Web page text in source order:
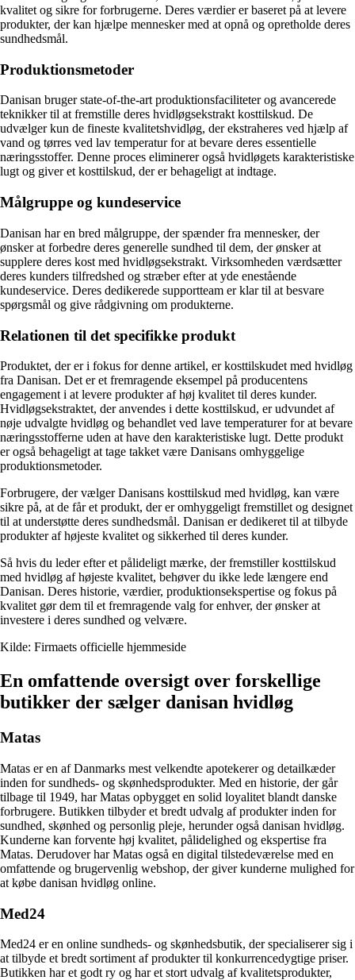
kvalitet og sikre for forbrugerne. Deres værdier er baseret på at levere
produkter, der kan hjælpe mennesker med at opnå og opretholde deres
sundhedsmål.
Produktionsmetoder
Danisan bruger state-of-the-art produktionsfaciliteter og avancerede
teknikker til at fremstille deres hvidløgsekstrakt kosttilskud. De
udvælger kun de fineste kvalitetshvidløg, der ekstraheres ved hjælp af
vand og tørres ved lav temperatur for at bevare deres essentielle
næringsstoffer. Denne proces eliminerer også hvidløgets karakteristiske
lugt og giver et kosttilskud, der er behageligt at indtage.
Målgruppe og kundeservice
Danisan har en bred målgruppe, der spænder fra mennesker, der
ønsker at forbedre deres generelle sundhed til dem, der ønsker at
supplere deres kost med hvidløgsekstrakt. Virksomheden værdsætter
deres kunders tilfredshed og stræber efter at yde enestående
kundeservice. Deres dedikerede supportteam er klar til at besvare
spørgsmål og give rådgivning om produkterne.
Relationen til det specifikke produkt
Produktet, der er i fokus for denne artikel, er kosttilskudet med hvidløg
fra Danisan. Det er et fremragende eksempel på producentens
engagement i at levere produkter af høj kvalitet til deres kunder.
Hvidløgsekstraktet, der anvendes i dette kosttilskud, er udvundet af
nøje udvalgte hvidløg og behandlet ved lave temperaturer for at bevare
næringsstofferne uden at have den karakteristiske lugt. Dette produkt
er også behageligt at tage takket være Danisans omhyggelige
produktionsmetoder.
Forbrugere, der vælger Danisans kosttilskud med hvidløg, kan være
sikre på, at de får et produkt, der er omhyggeligt fremstillet og designet
til at understøtte deres sundhedsmål. Danisan er dedikeret til at tilbyde
produkter af højeste kvalitet og sikkerhed til deres kunder.
Så hvis du leder efter et pålideligt mærke, der fremstiller kosttilskud
med hvidløg af højeste kvalitet, behøver du ikke lede længere end
Danisan. Deres historie, værdier, produktionsekspertise og fokus på
kvalitet gør dem til et fremragende valg for enhver, der ønsker at
investere i deres sundhed og velvære.
Kilde: Firmaets officielle hjemmeside
En omfattende oversigt over forskellige
butikker der sælger danisan hvidløg
Matas
Matas er en af Danmarks mest velkendte apotekerer og detailkæder
inden for sundheds- og skønhedsprodukter. Med en historie, der går
tilbage til 1949, har Matas opbygget en solid loyalitet blandt danske
forbrugere. Butikken tilbyder et bredt udvalg af produkter inden for
sundhed, skønhed og personlig pleje, herunder også danisan hvidløg.
Kunderne kan forvente høj kvalitet, pålidelighed og ekspertise fra
Matas. Derudover har Matas også en digital tilstedeværelse med en
omfattende og brugervenlig webshop, der giver kunderne mulighed for
at købe danisan hvidløg online.
Med24
Med24 er en online sundheds- og skønhedsbutik, der specialiserer sig i
at tilbyde et bredt sortiment af produkter til konkurrencedygtige priser.
Butikken har et godt ry og har et stort udvalg af kvalitetsprodukter,